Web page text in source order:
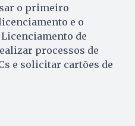
o primeiro
e o
de
processos de
e solicitar cartões de